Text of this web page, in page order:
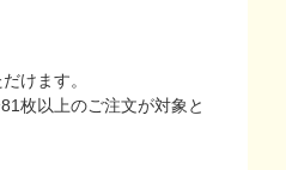
けます。
枚以上のご注文が対象と